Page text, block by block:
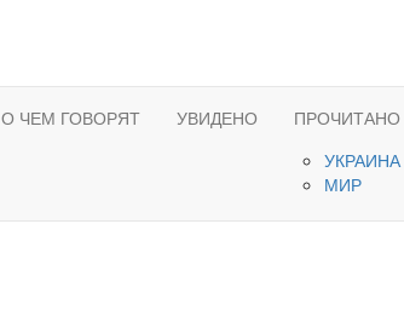
О ЧЕМ ГОВОРЯТ УВИДЕНО
ПРОЧИТАНО
УКРАИНА
МИР